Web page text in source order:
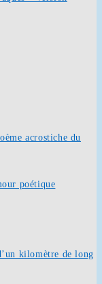
acrostiche du
poétique
kilomètre de long